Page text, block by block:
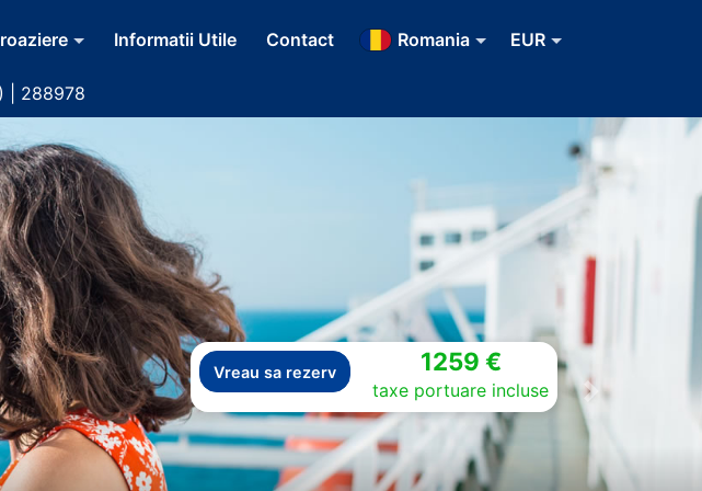
Informatii Utile Contact Romania EUR
| 288978
Vreau sa rezerv 1259 €
taxe portuare incluse
Next